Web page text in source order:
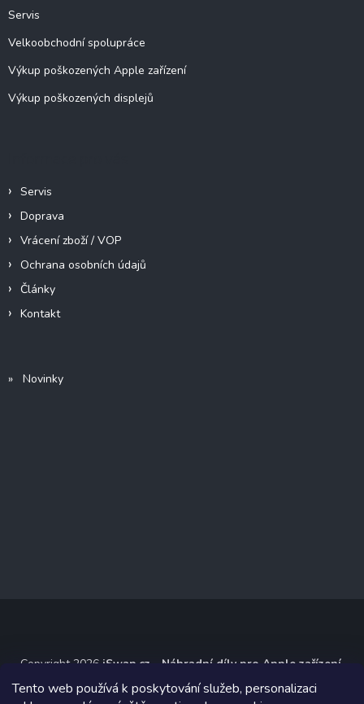
Tento web používá k poskytování služeb, personalizaci
Servis
Velkoobchodní spolupráce
Výkup poškozených Apple zařízení
Výkup poškozených displejů
Servis
Doprava
Vrácení zboží / VOP
Ochrana osobních údajů
Články
Kontakt
» Novinky
Copyright 2026 iSwap.cz - Náhradní díly pro Apple zařízení
Všechna práva vyhrazena.